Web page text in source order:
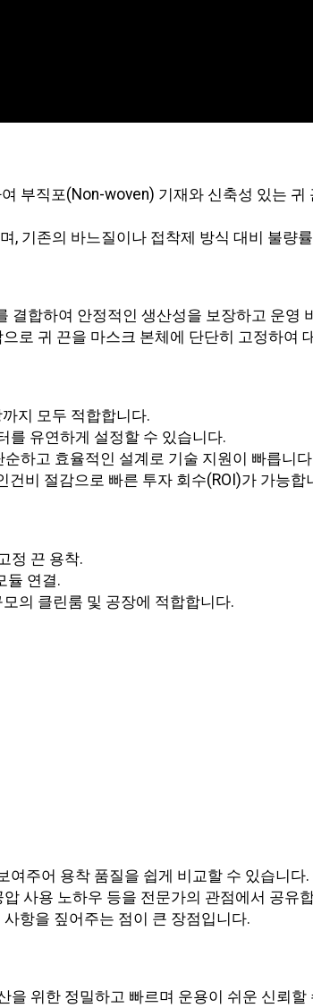
부직포(Non-woven) 기재와 신축성 있는
, 기존의 바느질이나 접착제 방식 대비 불량
결합하여 안정적인 생산성을 보장하고 운영
로 귀 끈을 마스크 본체에 단단히 고정하여
지 모두 적합합니다.
를 유연하게 설정할 수 있습니다.
하고 효율적인 설계로 기술 지원이 빠릅니
건비 절감으로 빠른 투자 회수(ROI)가 가능합
정 끈 용착.
듈 연결.
의 클린룸 및 공장에 적합합니다.
여주어 용착 품질을 쉽게 비교할 수 있습니다.
압 사용 노하우 등을 전문가의 관점에서 공유
항을 짚어주는 점이 큰 장점입니다.
위한 정밀하고 빠르며 운용이 쉬운 신뢰